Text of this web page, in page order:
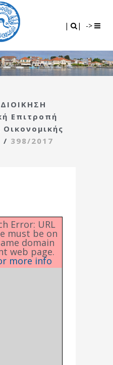
| | ->
ΔΙΟΙΚΗΣΗ
Επιτροπή
/ 398/2017
Error: URL
must be on
domain
web page.
more info